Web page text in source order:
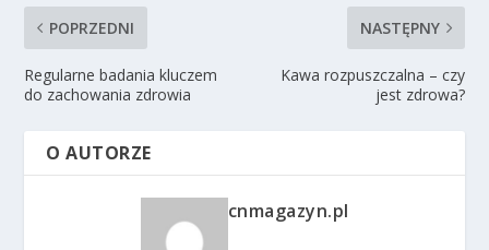
POPRZEDNI
Regularne badania kluczem
do zachowania zdrowia
NASTĘPNY
Kawa rozpuszczalna – czy
jest zdrowa?
O AUTORZE
cnmagazyn.pl